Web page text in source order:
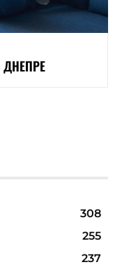
308
255
237